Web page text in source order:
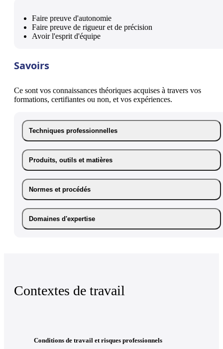
Faire preuve d'autonomie
Faire preuve de rigueur et de précision
Avoir l'esprit d'équipe
Savoirs
Ce sont vos connaissances théoriques acquises à travers vos
formations, certifiantes ou non, et vos expériences.
Techniques professionnelles
Produits, outils et matières
Normes et procédés
Domaines d'expertise
Contextes de travail
Conditions de travail et risques professionnels